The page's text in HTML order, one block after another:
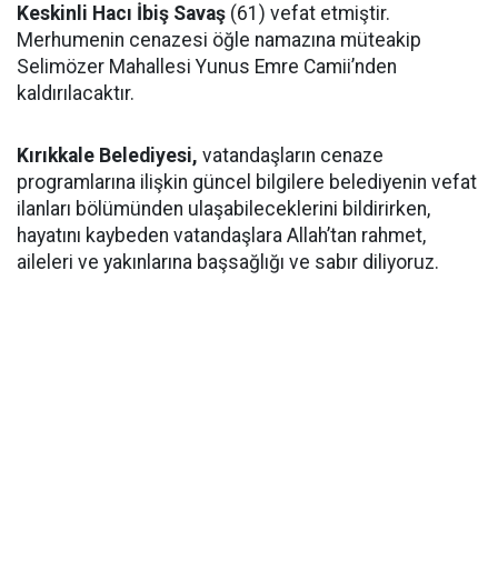
Keskinli Hacı İbiş Savaş (61) vefat etmiştir.
Merhumenin cenazesi öğle namazına müteakip
Selimözer Mahallesi Yunus Emre Camii’nden
kaldırılacaktır.
Kırıkkale Belediyesi, vatandaşların cenaze
programlarına ilişkin güncel bilgilere belediyenin vefat
ilanları bölümünden ulaşabileceklerini bildirirken,
hayatını kaybeden vatandaşlara Allah’tan rahmet,
aileleri ve yakınlarına başsağlığı ve sabır diliyoruz.